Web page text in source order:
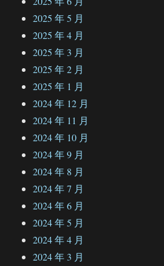
2025 年 5 月
2025 年 4 月
2025 年 3 月
2025 年 2 月
2025 年 1 月
2024 年 12 月
2024 年 11 月
2024 年 10 月
2024 年 9 月
2024 年 8 月
2024 年 7 月
2024 年 6 月
2024 年 5 月
2024 年 4 月
2024 年 3 月